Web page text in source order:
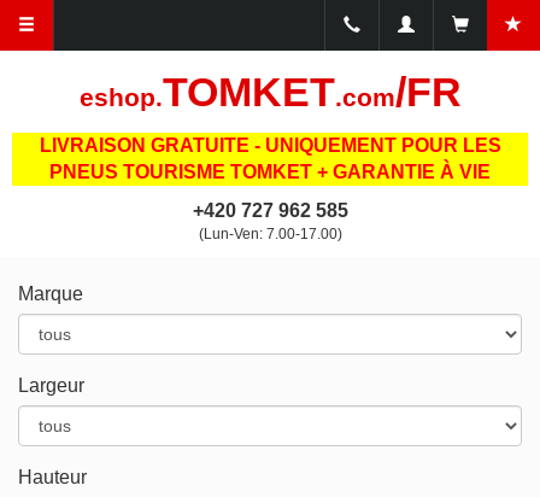
eshop.TOMKET.com/FR
LIVRAISON GRATUITE - UNIQUEMENT POUR LES
PNEUS TOURISME TOMKET + GARANTIE À VIE
+420 727 962 585
(Lun-Ven: 7.00-17.00)
Marque
Largeur
Hauteur